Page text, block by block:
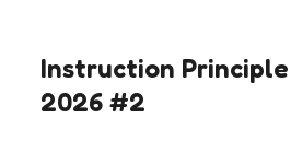
Instruction
2026 #2